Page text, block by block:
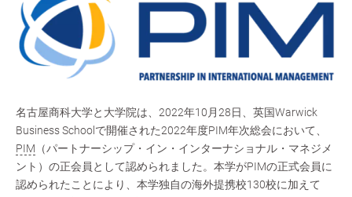
名古屋商科大学と大学院は、2022年10月28日、英国Warwick
Business Schoolで開催された2022年度PIM年次総会において、
PIM （パートナーシップ・イン・インターナショナル・マネジメ
ント）の正会員として認められました。本学がPIMの正式会員に
認められたことにより、本学独自の海外提携校130校に加えて